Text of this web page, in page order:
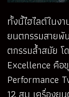
ทั้งนี้ไฮไลต์ในง
ยนตกรรมสายพั
ตกรรมล้ำสมัย โ
Excellence คือ
Performance